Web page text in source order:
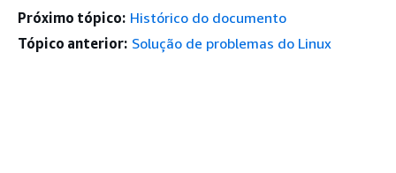
Próximo tópico: Histórico do documento
Tópico anterior: Solução de problemas do Linux